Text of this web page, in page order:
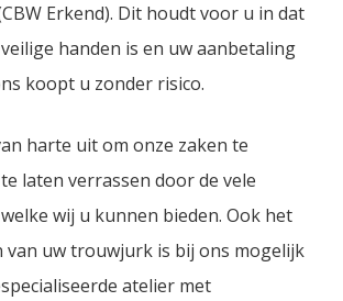
Erkend). Dit houdt voor u in dat
handen is en uw aanbetaling
koopt u zonder risico.
harte uit om onze zaken te
laten verrassen door de vele
wij u kunnen bieden. Ook het
van uw trouwjurk is bij ons mogelijk
atelier met